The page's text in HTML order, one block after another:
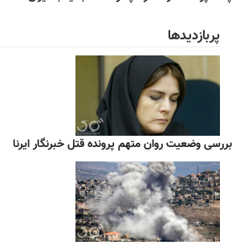
پربازدیدها
بررسی وضعیت روان متهم پرونده قتل خبرنگار ایرنا